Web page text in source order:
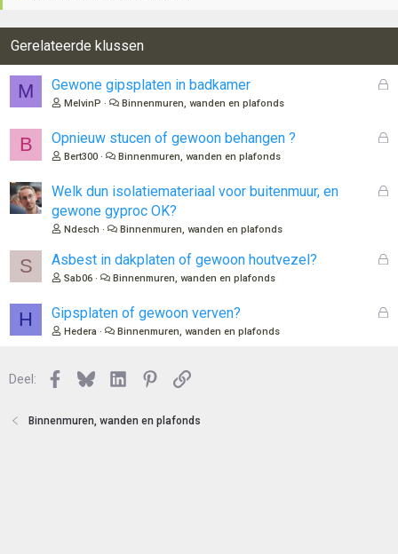
Gerelateerde klussen
M
G
n
Gewone gipsplaten in badkamer
MelvinP Binnenmuren, wanden en plafonds
B
G
Opnieuw stucen of gewoon behangen ?
Bert300 Binnenmuren, wanden en plafonds
G
o
Welk dun isolatiemateriaal voor buitenmuur, en
gewone gyproc OK?
Ndesch Binnenmuren, wanden en plafonds
S
G
Asbest in dakplaten of gewoon houtvezel?
Sab06 Binnenmuren, wanden en plafonds
H
G
Gipsplaten of gewoon verven?
Hedera Binnenmuren, wanden en plafonds
Deel: Facebook
BlueskyLinkedInPinterest
Link
Binnenmuren, wanden en plafonds